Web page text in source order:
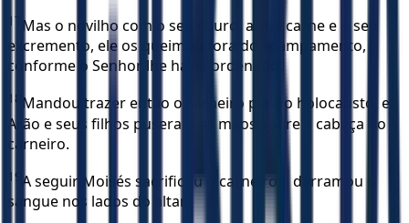
17 Mas o novilho com o seu couro, a sua carne e o seu
excremento, ele os queimou fora do acampamento,
conforme o Senhor lhe havia ordenado.
18 Mandou trazer então o carneiro para o holocausto, e
Arão e seus filhos puseram as mãos sobre a cabeça do
carneiro.
19 A seguir Moisés sacrificou o carneiro e derramou o
sangue nos lados do altar.